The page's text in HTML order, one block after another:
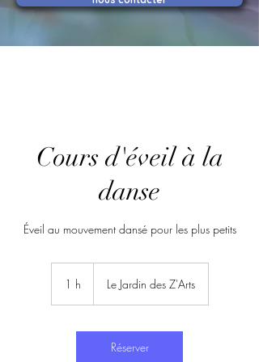
Cours d'éveil à la
danse
Éveil au mouvement dansé pour les plus petits
1 h Le Jardin des Z'Arts
Réserver